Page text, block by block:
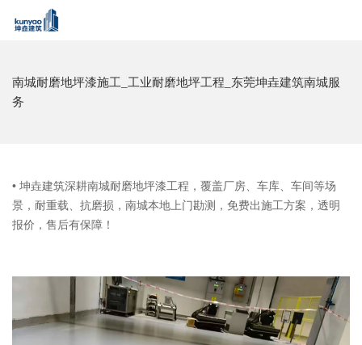
南城耐磨地坪漆施工_工业耐磨地坪工程_东莞坤垚建筑南城服
务
• 坤垚建筑深耕南城耐磨地坪漆工程，覆盖厂房、车库、车间等场
景，耐重载、抗磨损，南城本地上门勘测，免费出施工方案，透明
报价，售后有保障！